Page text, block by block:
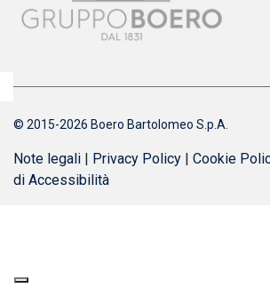
© 2015-2026 Boero Bartolomeo S.p.A.
Note legali | Privacy Policy | Cookie
di Accessibilità